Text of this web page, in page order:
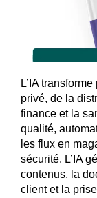
L’IA
privé, de la
finance et la
qualité,
les flux en
sécurité. L’IA
contenus, la
client et la